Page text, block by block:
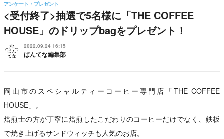
アンケート・プレゼント
<受付終了>抽選で5名様に「THE COFFEE
HOUSE」のドリップbagをプレゼント！
2022.09.24 16:15
ぱんてな編集部
岡山市のスペシャルティーコーヒー専門店「THE COFFEE
HOUSE」。
焙煎士の方が丁寧に焙煎したこだわりのコーヒーだけでなく、鉄板
で焼き上げるサンドウィッチも人気のお店。